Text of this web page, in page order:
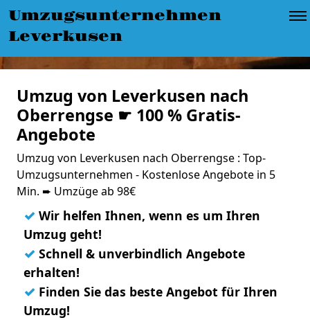
Umzugsunternehmen
Leverkusen
Umzug von Leverkusen nach
Oberrengse ☛ 100 % Gratis-
Angebote
Umzug von Leverkusen nach Oberrengse : Top-
Umzugsunternehmen - Kostenlose Angebote in 5
Min. ➨ Umzüge ab 98€
✓ Wir helfen Ihnen, wenn es um Ihren
Umzug geht!
✓ Schnell & unverbindlich Angebote
erhalten!
✓ Finden Sie das beste Angebot für Ihren
Umzug!